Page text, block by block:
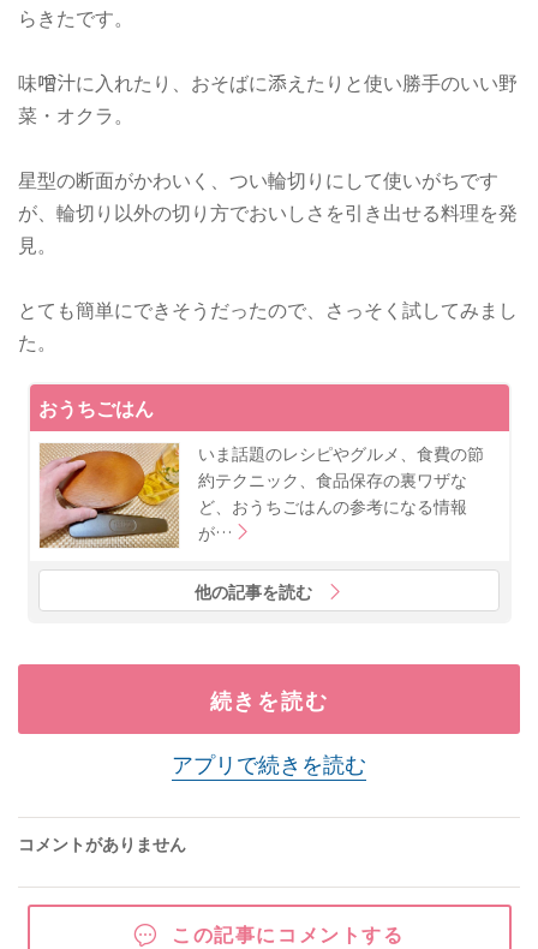
らきたです。
味噌汁に入れたり、おそばに添えたりと使い勝手のいい野
菜・オクラ。
星型の断面がかわいく、つい輪切りにして使いがちです
が、輪切り以外の切り方でおいしさを引き出せる料理を発
見。
とても簡単にできそうだったので、さっそく試してみまし
た。
おうちごはん
いま話題のレシピやグルメ、食費の節
約テクニック、食品保存の裏ワザな
ど、おうちごはんの参考になる情報
が…
他の記事を読む
続きを読む
アプリで続きを読む
コメントがありません
この記事にコメントする